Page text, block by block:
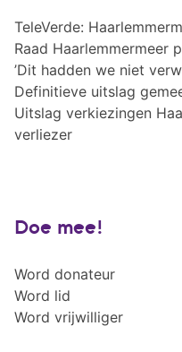
TeleVerde:
Raad Haarlemmermeer
’Dit hadden we niet
Definitieve uitslag
Uitslag verkiezingen
verliezer
Doe mee!
Word donateur
Word lid
Word vrijwilliger